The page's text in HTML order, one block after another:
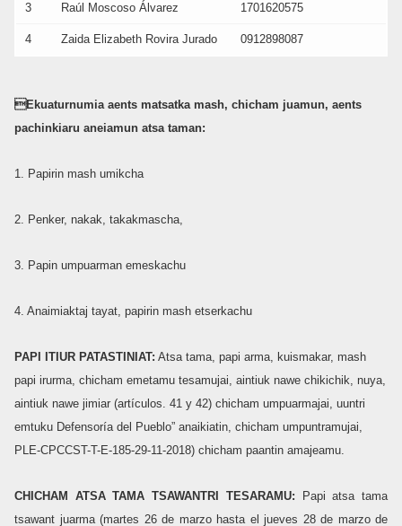
3 Raúl Moscoso Álvarez 1701620575
4 Zaida Elizabeth Rovira Jurado 0912898087
Ekuaturnumia aents matsatka mash, chicham juamun, aents
pachinkiaru aneiamun atsa taman:
1. Papirin mash umikcha
2. Penker, nakak, takakmascha,
3. Papin umpuarman emeskachu
4. Anaimiaktaj tayat, papirin mash etserkachu
PAPI ITIUR PATASTINIAT: Atsa tama, papi arma, kuismakar, mash
papi irurma, chicham emetamu tesamujai, aintiuk nawe chikichik, nuya,
aintiuk nawe jimiar (artículos. 41 y 42) chicham umpuarmajai, uuntri
emtuku Defensoría del Pueblo” anaikiatin, chicham umpuntramujai,
PLE-CPCCST-T-E-185-29-11-2018) chicham paantin amajeamu.
CHICHAM ATSA TAMA TSAWANTRI TESARAMU: Papi atsa tama
tsawant juarma (martes 26 de marzo hasta el jueves 28 de marzo de